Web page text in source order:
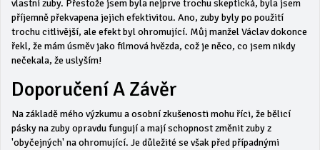
vlastní zuby. Přestože jsem byla nejprve trochu skeptická, byla jsem
příjemně překvapena jejich efektivitou. Ano, zuby byly po použití
trochu citlivější, ale efekt byl ohromující. Můj manžel Václav dokonce
řekl, že mám úsměv jako filmová hvězda, což je něco, co jsem nikdy
nečekala, že uslyším!
Doporučení A Závěr
Na základě mého výzkumu a osobní zkušenosti mohu říci, že bělicí
pásky na zuby opravdu fungují a mají schopnost změnit zuby z
'obyčejných' na ohromující. Je důležité se však před případnými